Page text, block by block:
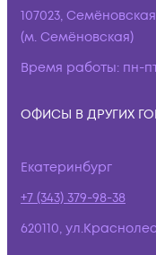
107023,
(м. Семёновская)
Время работы: пн-
ОФИСЫ В ДРУГИХ
Екатеринбург
+7 (343) 379-98-38
620110,